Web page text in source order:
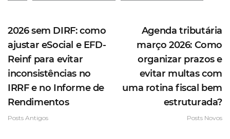
2026 sem DIRF: como
ajustar eSocial e EFD-
Reinf para evitar
inconsistências no
IRRF e no Informe de
Rendimentos
Posts Antigos
Agenda tributária
março 2026: Como
organizar prazos e
evitar multas com
uma rotina fiscal bem
estruturada?
Posts Novos